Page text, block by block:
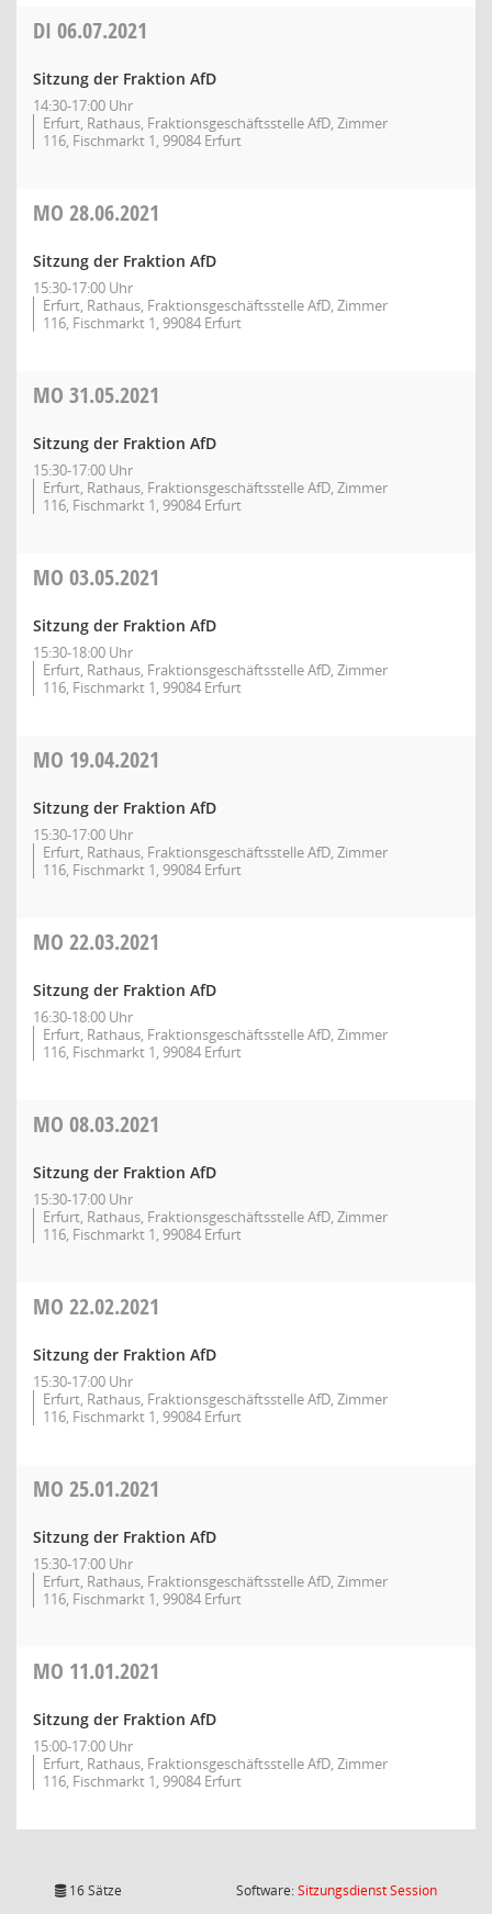
DI 06.07.2021
Sitzung der Fraktion AfD
14:30-17:00 Uhr
Erfurt, Rathaus, Fraktionsgeschäftsstelle AfD, Zimmer
116, Fischmarkt 1, 99084 Erfurt
MO 28.06.2021
Sitzung der Fraktion AfD
15:30-17:00 Uhr
Erfurt, Rathaus, Fraktionsgeschäftsstelle AfD, Zimmer
116, Fischmarkt 1, 99084 Erfurt
MO 31.05.2021
Sitzung der Fraktion AfD
15:30-17:00 Uhr
Erfurt, Rathaus, Fraktionsgeschäftsstelle AfD, Zimmer
116, Fischmarkt 1, 99084 Erfurt
MO 03.05.2021
Sitzung der Fraktion AfD
15:30-18:00 Uhr
Erfurt, Rathaus, Fraktionsgeschäftsstelle AfD, Zimmer
116, Fischmarkt 1, 99084 Erfurt
MO 19.04.2021
Sitzung der Fraktion AfD
15:30-17:00 Uhr
Erfurt, Rathaus, Fraktionsgeschäftsstelle AfD, Zimmer
116, Fischmarkt 1, 99084 Erfurt
MO 22.03.2021
Sitzung der Fraktion AfD
16:30-18:00 Uhr
Erfurt, Rathaus, Fraktionsgeschäftsstelle AfD, Zimmer
116, Fischmarkt 1, 99084 Erfurt
MO 08.03.2021
Sitzung der Fraktion AfD
15:30-17:00 Uhr
Erfurt, Rathaus, Fraktionsgeschäftsstelle AfD, Zimmer
116, Fischmarkt 1, 99084 Erfurt
MO 22.02.2021
Sitzung der Fraktion AfD
15:30-17:00 Uhr
Erfurt, Rathaus, Fraktionsgeschäftsstelle AfD, Zimmer
116, Fischmarkt 1, 99084 Erfurt
MO 25.01.2021
Sitzung der Fraktion AfD
15:30-17:00 Uhr
Erfurt, Rathaus, Fraktionsgeschäftsstelle AfD, Zimmer
116, Fischmarkt 1, 99084 Erfurt
MO 11.01.2021
Sitzung der Fraktion AfD
15:00-17:00 Uhr
Erfurt, Rathaus, Fraktionsgeschäftsstelle AfD, Zimmer
116, Fischmarkt 1, 99084 Erfurt
16 Sätze Software:SitzungsdienstSession(Wird in